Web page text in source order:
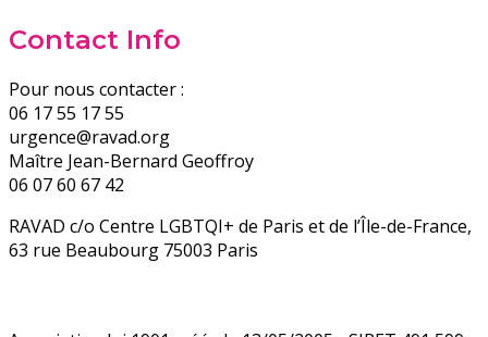
Contact Info
Pour nous contacter :
06 17 55 17 55
urgence@ravad.org
Maître Jean-Bernard Geoffroy
06 07 60 67 42
RAVAD c/o Centre LGBTQI+ de Paris et de l’Île-de-France,
63 rue Beaubourg 75003 Paris